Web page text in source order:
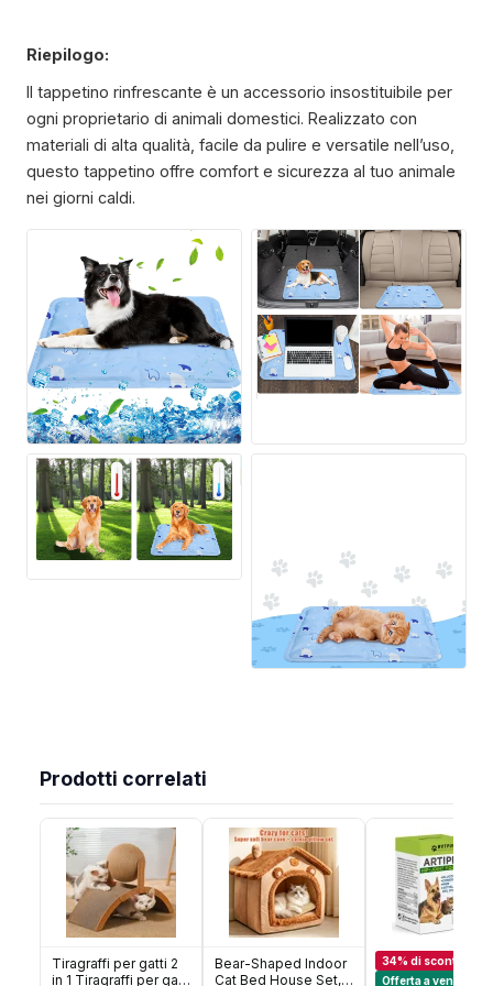
Riepilogo:
Il tappetino rinfrescante è un accessorio insostituibile per
ogni proprietario di animali domestici. Realizzato con
materiali di alta qualità, facile da pulire e versatile nell’uso,
questo tappetino offre comfort e sicurezza al tuo animale
nei giorni caldi.
Prodotti correlati
Tiragraffi per gatti 2
in 1 Tiragraffi per gatti
Bear-Shaped Indoor
Cat Bed House Set,
34% di sconto
Offerta a vendita